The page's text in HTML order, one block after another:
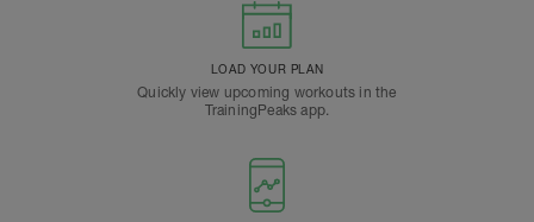
LOAD YOUR PLAN
Quickly view upcoming workouts in the
TrainingPeaks app.